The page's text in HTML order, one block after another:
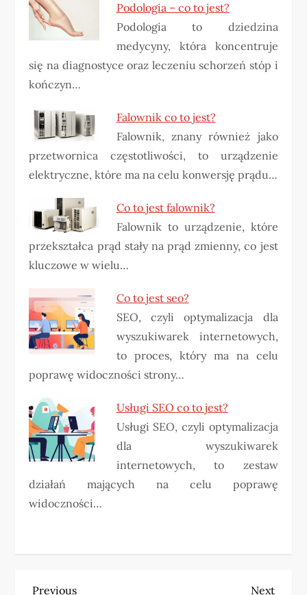
Podologia – co to jest?
Podologia to dziedzina
medycyny, która koncentruje
się na diagnostyce oraz leczeniu schorzeń stóp i
kończyn…
Falownik co to jest?
Falownik, znany również jako
przetwornica częstotliwości, to urządzenie
elektryczne, które ma na celu konwersję prądu…
Co to jest falownik?
Falownik to urządzenie, które
przekształca prąd stały na prąd zmienny, co jest
kluczowe w wielu…
Co to jest seo?
SEO, czyli optymalizacja dla
wyszukiwarek internetowych,
to proces, który ma na celu
poprawę widoczności strony…
Usługi SEO co to jest?
Usługi SEO, czyli optymalizacja
dla wyszukiwarek
internetowych, to zestaw
działań mających na celu poprawę
widoczności…
Previous
Previous
Next
Next